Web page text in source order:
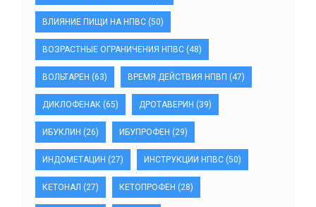
ВЛИЯНИЕ ПИЩИ НА НПВС (50)
ВОЗРАСТНЫЕ ОГРАНИЧЕНИЯ НПВС (48)
ВОЛЬТАРЕН (63) ВРЕМЯ ДЕЙСТВИЯ НПВП (47)
ДИКЛОФЕНАК (65) ДРОТАВЕРИН (39)
ИБУКЛИН (26) ИБУПРОФЕН (29)
ИНДОМЕТАЦИН (27) ИНСТРУКЦИИ НПВС (50)
КЕТОНАЛ (27) КЕТОПРОФЕН (28)